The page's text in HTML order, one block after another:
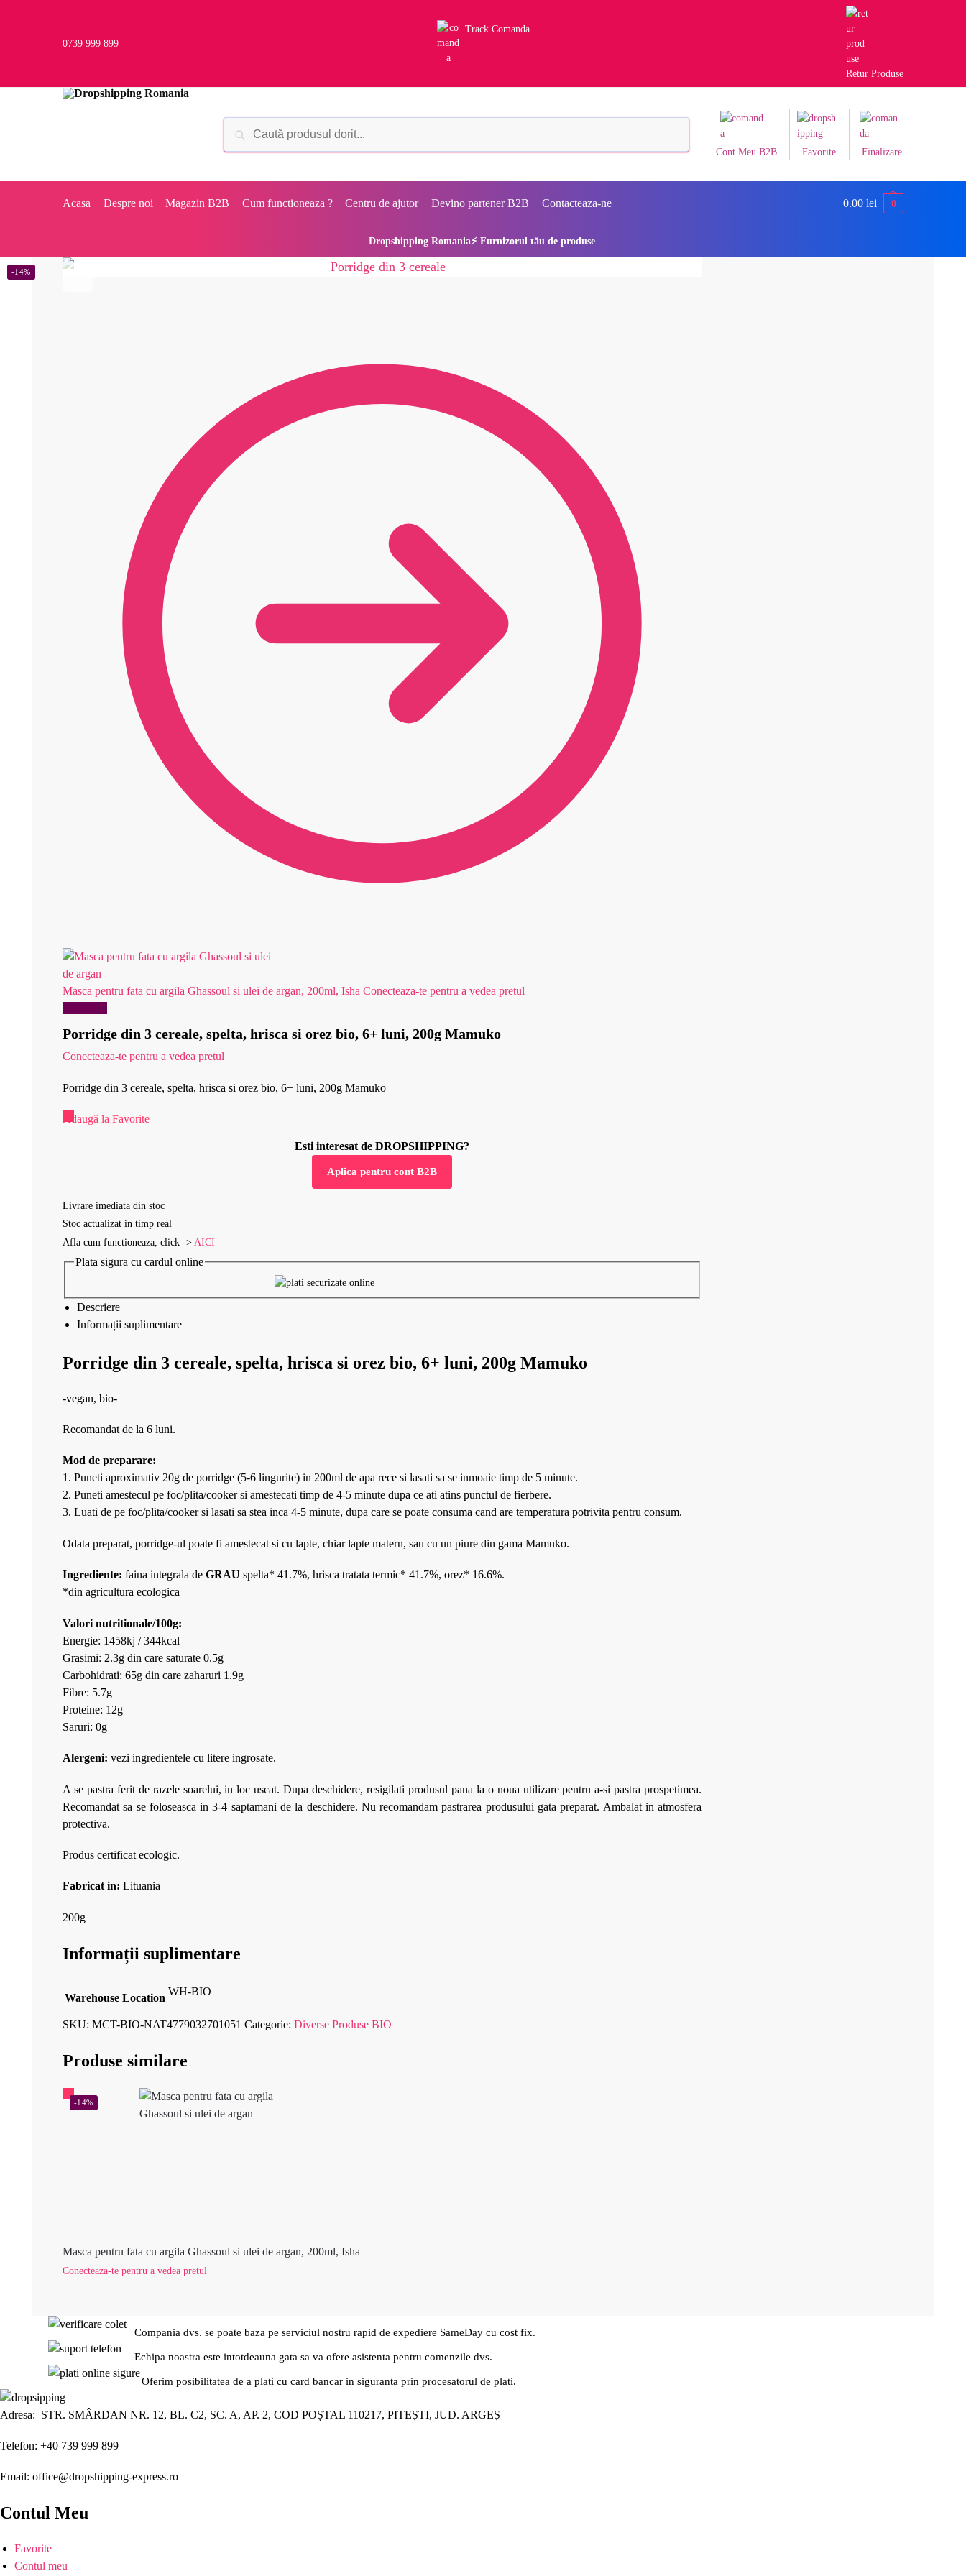
0739 999 899
Track Comanda
Retur Produse
Cont Meu B2B Favorite Finalizare
Acasa Despre noi Magazin B2B Cum functioneaza ? Centru de ajutor Devino partener B2B Contacteaza-ne 0.00 lei 0
Dropshipping Romania⚡ Furnizorul tău de produse
Masca pentru fata cu argila Ghassoul si ulei de argan, 200ml, Isha Conecteaza-te pentru a vedea pretul
Porridge din 3 cereale, spelta, hrisca si orez bio, 6+ luni, 200g Mamuko
Conecteaza-te pentru a vedea pretul
-14%
Porridge din 3 cereale, spelta, hrisca si orez bio, 6+ luni, 200g Mamuko
Adaugă la Favorite
Esti interesat de DROPSHIPPING?
Aplica pentru cont B2B
Livrare imediata din stoc
Stoc actualizat in timp real
Afla cum functioneaza, click -> AICI
Plata sigura cu cardul online
Descriere
Informații suplimentare
Porridge din 3 cereale, spelta, hrisca si orez bio, 6+ luni, 200g Mamuko
-vegan, bio-
Recomandat de la 6 luni.
Mod de preparare:
1. Puneti aproximativ 20g de porridge (5-6 lingurite) in 200ml de apa rece si lasati sa se inmoaie timp de 5 minute.
2. Puneti amestecul pe foc/plita/cooker si amestecati timp de 4-5 minute dupa ce ati atins punctul de fierbere.
3. Luati de pe foc/plita/cooker si lasati sa stea inca 4-5 minute, dupa care se poate consuma cand are temperatura potrivita pentru consum.
Odata preparat, porridge-ul poate fi amestecat si cu lapte, chiar lapte matern, sau cu un piure din gama Mamuko.
Ingrediente: faina integrala de GRAU spelta* 41.7%, hrisca tratata termic* 41.7%, orez* 16.6%.
*din agricultura ecologica
Valori nutritionale/100g:
Energie: 1458kj / 344kcal
Grasimi: 2.3g din care saturate 0.5g
Carbohidrati: 65g din care zaharuri 1.9g
Fibre: 5.7g
Proteine: 12g
Saruri: 0g
Alergeni: vezi ingredientele cu litere ingrosate.
A se pastra ferit de razele soarelui, in loc uscat. Dupa deschidere, resigilati produsul pana la o noua utilizare pentru a-si pastra prospetimea.
Recomandat sa se foloseasca in 3-4 saptamani de la deschidere. Nu recomandam pastrarea produsului gata preparat. Ambalat in atmosfera
protectiva.
Produs certificat ecologic.
Fabricat in: Lituania
200g
Informații suplimentare
Warehouse Location
WH-BIO
SKU: MCT-BIO-NAT4779032701051 Categorie: Diverse Produse BIO
Produse similare
-14%
Masca pentru fata cu argila Ghassoul si ulei de argan, 200ml, Isha
Conecteaza-te pentru a vedea pretul
Compania dvs. se poate baza pe serviciul nostru rapid de expediere SameDay cu cost fix.
Echipa noastra este intotdeauna gata sa va ofere asistenta pentru comenzile dvs.
Oferim posibilitatea de a plati cu card bancar in siguranta prin procesatorul de plati.
Adresa: STR. SMÂRDAN NR. 12, BL. C2, SC. A, AP. 2, COD POȘTAL 110217, PITEȘTI, JUD. ARGEȘ
Telefon: +40 739 999 899
Email: office@dropshipping-express.ro
Contul Meu
Favorite
Contul meu